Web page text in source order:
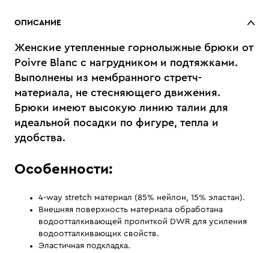
ОПИСАНИЕ
Женские утепленные горнолыжные брюки от
Poivre Blanc с нагрудником и подтяжками.
Выполнены из мембранного стретч-
материала, не стесняющего движения.
Брюки имеют высокую линию талии для
идеальной посадки по фигуре, тепла и
удобства.
Особенности:
4-way stretch материал (85% нейлон, 15% эластан).
Внешняя поверхность материала обработана
водоотталкивающей пропиткой DWR для усиления
водоотталкивающих свойств.
Эластичная подкладка.